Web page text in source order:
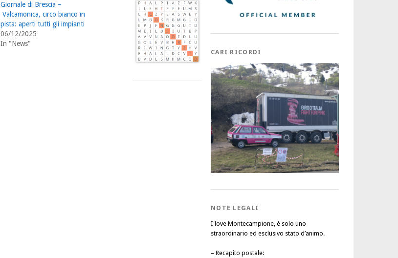
Giornale di Brescia –
Valcamonica, circo bianco in
pista: aperti tutti gli impianti
06/12/2025
In "News"
CARI RICORDI
NOTE LEGALI
I love Montecampione, è solo uno
straordinario ed esclusivo stato d’animo.
– Recapito postale: